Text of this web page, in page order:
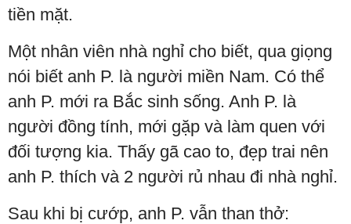
tiền mặt.
Một nhân viên nhà nghỉ cho biết, qua giọng
nói biết anh P. là người miền Nam. Có thể
anh P. mới ra Bắc sinh sống. Anh P. là
người đồng tính, mới gặp và làm quen với
đối tượng kia. Thấy gã cao to, đẹp trai nên
anh P. thích và 2 người rủ nhau đi nhà nghỉ.
Sau khi bị cướp, anh P. vẫn than thở: